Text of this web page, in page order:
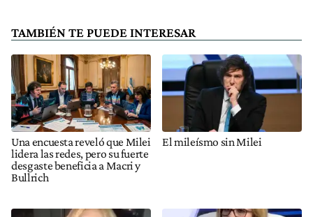
TAMBIÉN TE PUEDE INTERESAR
Una encuesta reveló que Milei
lidera las redes, pero su fuerte
desgaste beneficia a Macri y
Bullrich
El mileísmo sin Milei